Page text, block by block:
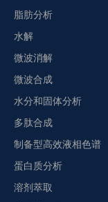
脂肪分析
水解
微波消解
微波合成
水分和固体分析
多肽合成
制备型高效液相色谱
蛋白质分析
溶剂萃取